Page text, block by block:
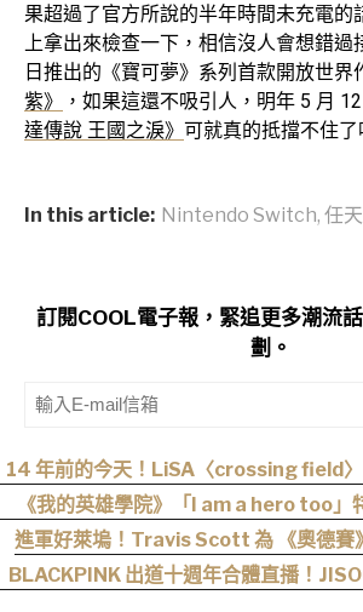
果超過了官方所說的半年時間未充電的
上拿出來檢查一下，相信沒人會想錯過
日推出的《寶可夢》系列首款開放世界
紫》
，如果這還不吸引人，明年 5 月
達傳說 王國之淚》 可就真的抵擋不住了
In this article: Nintendo Switch, 任
訂閱COOL電子報，緊追更多潮流
劃。
14 年前的今天！LiSA〈crossing field〉
域》OP 不只熱血還藏著桐人、亞
《我的英雄學院》「I am a hero too」
〈Hero too〉正式公
進軍好萊塢！Travis Scott 為 《奧德賽
BLACKPINK 出道十週年合體直播！